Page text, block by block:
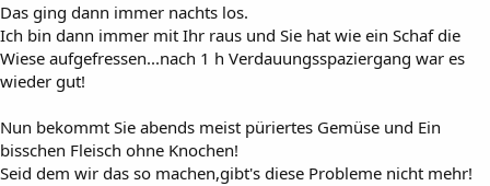
Das ging dann immer nachts los.
Ich bin dann immer mit Ihr raus und Sie hat wie ein Schaf die
Wiese aufgefressen...nach 1 h Verdauungsspaziergang war es
wieder gut!
Nun bekommt Sie abends meist püriertes Gemüse und Ein
bisschen Fleisch ohne Knochen!
Seid dem wir das so machen,gibt's diese Probleme nicht mehr!